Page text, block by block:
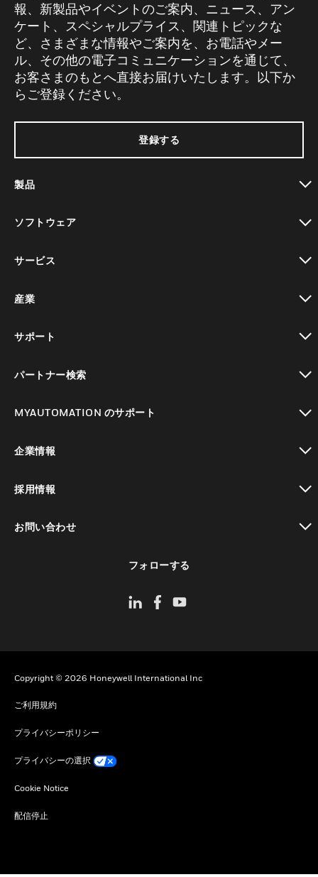
報、新製品やイベントのご案内、ニュース、アン
ケート、スペシャルプライス、関連トピックな
ど、さまざまな情報やご案内を、お電話やメー
ル、その他の電子コミュニケーションを通じて、
お客さまのもとへ直接お届けいたします。以下か
らご登録ください。
登録する
製品
ソフトウェア
サービス
産業
サポート
パートナー検索
MYAUTOMATION のサポート
企業情報
採用情報
お問い合わせ
フォローする
Copyright © 2026 Honeywell International Inc
ご利用規約
プライバシーポリシー
プライバシーの選択
Cookie Notice
配信停止